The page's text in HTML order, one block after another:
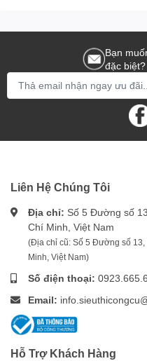
Bạn
đặc
Liên Hệ Chúng Tôi
Địa chỉ: Số 5 Đường số
Chí Minh, Việt Nam
(Địa chỉ cũ: Số 5 Đường số 13,
Minh, Việt Nam)
Số điện thoại:
Email:
Hỗ Trợ Khách Hàng